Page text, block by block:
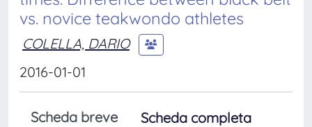
vs. novice teakwondo athletes
COLELLA, DARIO
2016-01-01
Scheda breve
Scheda completa